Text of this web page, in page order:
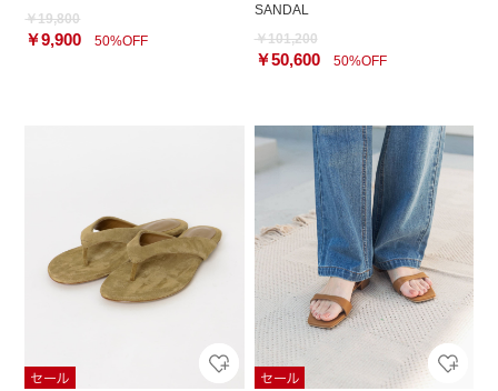
￥19,800
￥9,900 50%OFF
SANDAL
￥101,200
￥50,60050%OFF